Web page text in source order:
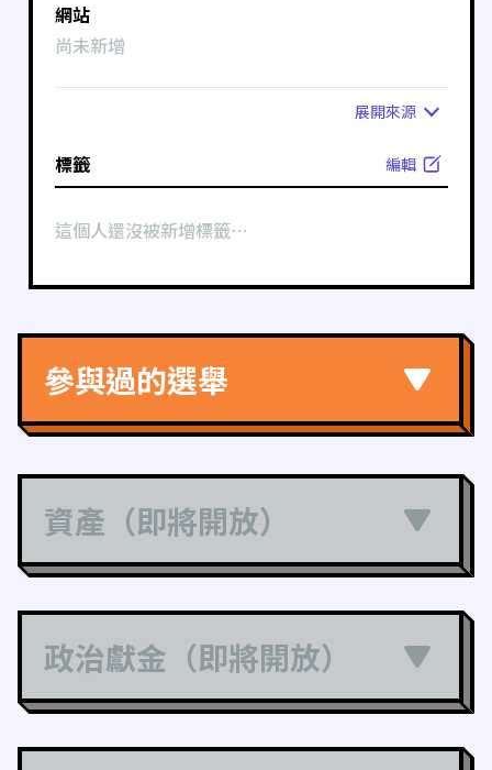
網站
尚未新增
展開來源
標籤 編輯
這個人還沒被新增標籤⋯
參與過的選舉
資產（即將開放）
政治獻金（即將開放）